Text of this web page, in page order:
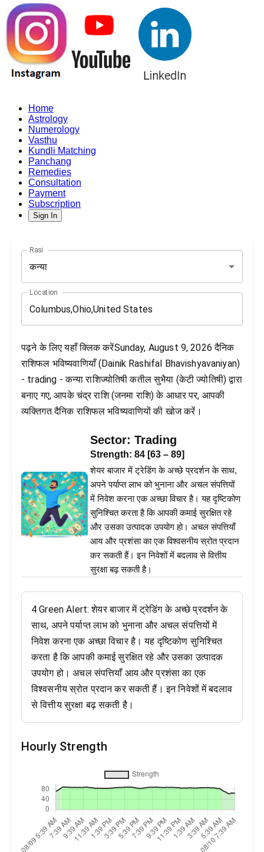
Home
Astrology
Numerology
Vasthu
Kundli Matching
Panchang
Remedies
Consultation
Payment
Subscription
Sign In
Rasi
कन्या
Location
पढ़ने के लिए यहाँ क्लिक करेंSunday, August 9, 2026 दैनिक
राशिफल भविष्यवाणियाँ (Dainik Rashifal Bhavishyavaniyan)
- trading - कन्या राशिज्योतिषी कतील सुभैया (केटी ज्योतिषी) द्वारा
बनाए गए, आपके चंद्र राशि (जनमा राशि) के आधार पर, आपकी
व्यक्तिगत दैनिक राशिफल भविष्यवाणियों की खोज करें।
Sector: Trading
Strength: 84 [63 – 89]
शेयर बाजार में ट्रेडिंग के अच्छे प्रदर्शन के साथ,
अपने पर्याप्त लाभ को भुनाना और अचल संपत्तियों
में निवेश करना एक अच्छा विचार है। यह दृष्टिकोण
सुनिश्चित करता है कि आपकी कमाई सुरक्षित रहे
और उसका उत्पादक उपयोग हो। अचल संपत्तियाँ
आय और प्रशंसा का एक विश्वसनीय स्रोत प्रदान
कर सकती हैं। इन निवेशों में बदलाव से वित्तीय
सुरक्षा बढ़ सकती है।
4 Green Alert: शेयर बाजार में ट्रेडिंग के अच्छे प्रदर्शन के
साथ, अपने पर्याप्त लाभ को भुनाना और अचल संपत्तियों में
निवेश करना एक अच्छा विचार है। यह दृष्टिकोण सुनिश्चित
करता है कि आपकी कमाई सुरक्षित रहे और उसका उत्पादक
उपयोग हो। अचल संपत्तियाँ आय और प्रशंसा का एक
विश्वसनीय स्रोत प्रदान कर सकती हैं। इन निवेशों में बदलाव
से वित्तीय सुरक्षा बढ़ सकती है।
Hourly Strength